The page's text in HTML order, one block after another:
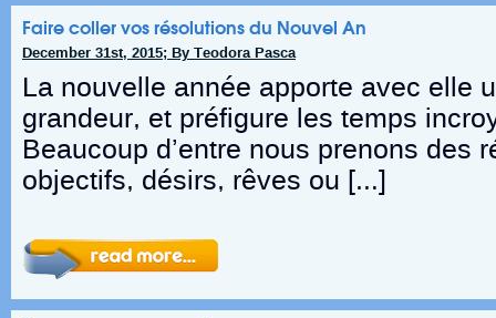
Faire coller vos résolutions du Nouvel An
December 31st, 2015; By Teodora Pasca
La nouvelle année apporte avec elle
grandeur, et préfigure les temps
Beaucoup d’entre nous prenons des
objectifs, désirs, rêves ou […]